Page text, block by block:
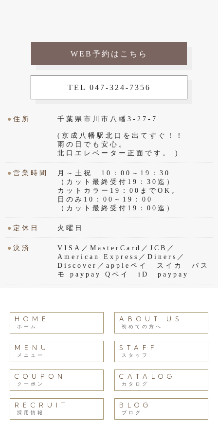
WEB予約はこちら
TEL 047-324-7356
●住所 千葉県市川市八幡3-27-7
(京成八幡駅北口を出てすぐ！！
雨の日でも安心。
北口エレベーター正面です。 )
●営業時間
月～土祝 10：00～19：30
（カット最終受付19：30迄）
カットカラー19：00までOK。
日のみ10：00～19：00
（カット最終受付19：00迄）
● 定休日 火曜日
●決済
VISA／MasterCard／JCB／
American Express／Diners／
Discover／appleペイ スイカ パス
モ paypay Qペイ iD paypay
HOME
ホーム
ABOUT US
初めての方へ
MENU
メニュー
STAFF
スタッフ
COUPON
クーポン
CATALOG
カタログ
RECRUIT
採用情報
BLOG
ブログ